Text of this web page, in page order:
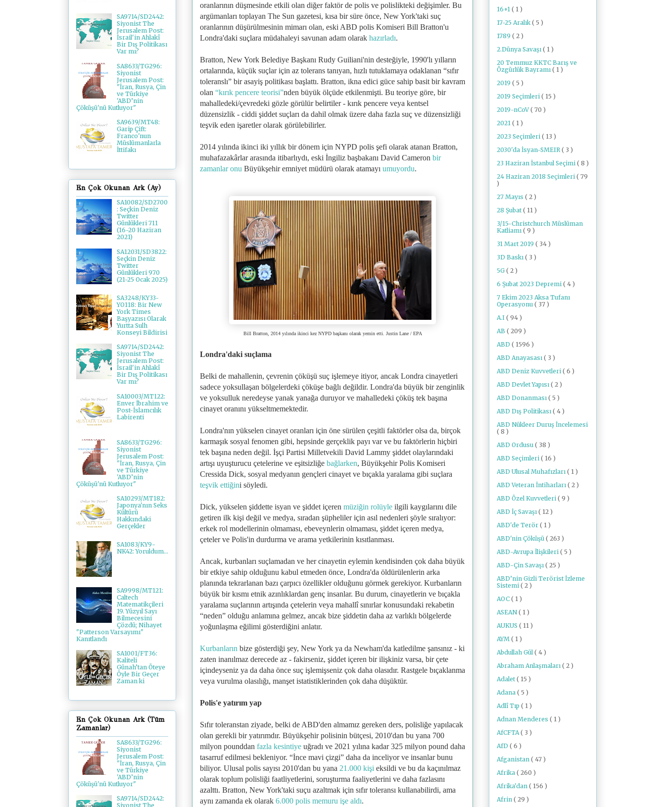
oranlarının düşmesinde etkili olan diğer faktör de polis ve polislikteki değişimler. Bu
argümanları toplayan The Sun gazetesi, kısa bir süre önce, New York'taki suç
oranlarının düşürülmesinin mimarı olan, eski ABD polis Komiseri Bill Bratton'u
Londra'daki suçlara müdahaleyi savunan adam olarak hazırladı.
Bratton, New York Belediye Başkanı Rudy Guiliani'nin desteğiyle, 1990'lı yılların
ortalarında, küçük suçlar için az tolerans tanıyan, hızlı tutuklamaya odaklanan “sıfır
toleranslı” bir asayiş politikası başlattı. Bratton, ikna edici güce sahip basit bir kavram
olan “kırık pencere teorisi”nden büyük ölçüde etkilenmişti. Bu teoriye göre, bir
mahalledeki/çevredeki gözle görülür belirtiler - kırık pencere veya kentsel
düzensizlik - ciddi şiddet suçları da dahil olmak üzere daha fazla suç ve düzensizliği
teşvik eden işaretler olarak görülebilirler.
2014 yılında ikinci iki yıllık bir dönem için NYPD polis şefi olarak atanan Bratton,
muhafazakârlar arasında itibarlıydı, eski İngiliz başbakanı David Cameron bir
zamanlar onu Büyükşehir emniyet müdürü olarak atamayı umuyordu.
Bill Bratton, 2014 yılında ikinci kez NYPD başkanı olarak yemin etti. Justin Lane / EPA
Londra'daki suçlama
Belki de mahallenin, çevrenin çöküşü suç işlemeye itiyor, ancak Londra cinayetleri
sadece yoksullaşan bölgelerdeki çöküşe bağlı değildir. Londra'da büyük bir zenginlik
ve yoksulluk neredeyse yanak yanağa duruyor ve mahalledeki çöküş tek başına
cinayet oranını yükseltmemektedir.
Londra'nın yükselen cinayet oranları için öne sürülen çeşitli faktörler olsa da, birçok
karmaşık sosyal fenomen gibi, hepsinde gerçeklik payı var ve bu faktörlerin hiçbiri
tek başına neden değil. İşçi Partisi Milletvekili David Lammy şiddet olaylarındaki
artışı uyuşturucu çetelerine ve eşitsizliğe bağlarken, Büyükşehir Polis Komiseri
Cressida Dick, sosyal medyanın gençleri cinayet ve bıçakla yaralama gibi suçlara
teşvik ettiğini söyledi.
Dick, yükselen şiddette isyan ve şiddet içeren müziğin rolüyle ilgili kaygılarını dile
getiren ilk kişi değil ve medya, sıradan şüpheliler için asıl nedenleri şöyle sıralıyor:
erkek rol modellerinin olmaması, ebeveynlerin olmaması, şiddet içeren medya,
çeteler ve Polis'in durdurma ve arama yetkilerinin kısıtlanması.
Ancak, kurbanları suçlamadan ve her cinayetin eylemin kendisinden çok daha büyük
bir etkiye sahip olduğunu kabul etmeden önce, Londra'da öldürülenlerin arka
planında tekrarlanan bazı çarpıcı özellikler olduğunu görmek gerekiyor. Kurbanların
büyük bir kısmı etnik azınlıklardan genç insanlar. Bu durum, cinayetlerin ve bıçakla
yaralama suçlarının artışında çetelerin veya mahallî sınırlar konusundaki rekabetin
“neden” olduğu anlamına gelmez, ancak bize şiddetin daha az varlıklı bölgelerde
yoğunlaşma eğilimi gösterdiğini anlatır.
Kurbanların bize gösterdiği şey, New York ya da Newham'da katledilme şansınız - ki
zaten inanılmaz derecede az - fakirseniz, şiddet içeren bir ilişkiniz varsa, bir çete
içindeyseniz ya da daha önce suç işlemişseniz çok daha olasıdır. Rastgele bıçaklanma
veya vurulma olasılığı, manşet istatistiklerinden çok daha düşüktür.
Polis'e yatırım yap
Sıfır toleranstan ziyade, belki de ABD'den almamız gereken ders, polisliğe yapılacak
olan gerekli bir yatırımdır. Büyükşehir polisinin bütçesi, 2010'dan bu yana 700
milyon pounddan fazla kesintiye uğradı ve 2021 yılına kadar 325 milyon pound daha
tasarruf edilmesi bekleniyor. “İnce mavi çizgi” daha da inceliyor ve insanlar bunu
biliyor. Ulusal polis sayısı 2010'dan bu yana 21.000 kişi eksildi ve bu da kaçınılmaz
olarak toplum polisliği faatliyetlerini, soruşturma faaliyetlerini ve daha fazlasını
azalttı. Bratton, New York'taki suçu azaltmak için sıfır toleransı kullanabilirdi, ama
aynı zamanda ek olarak 6.000 polis memuru işe aldı.
SA9714/SD2442:
Siyonist The
Jerusalem Post:
İsrail'in Ahlakî
Bir Dış Politikası
Var mı?
SA8633/TG296:
Siyonist
Jerusalem Post:
"İran, Rusya, Çin
ve Türkiye
'ABD’nin
Çöküşü'nü Kutluyor"
SA9639/MT48:
Garip Çift:
Franco'nun
Müslümanlarla
İttifakı
En Çok Okunan Ark (Ay)
SA10082/SD2700
: Seçkin Deniz
Twitter
Günlükleri 711
(16-20 Haziran
2021)
SA12031/SD3822:
Seçkin Deniz
Twitter
Günlükleri 970
(21-25 Ocak 2025)
SA3248/KY33-
YO118: Bir New
York Times
Başyazısı Olarak
Yurtta Sulh
Konseyi Bildirisi
SA9714/SD2442:
Siyonist The
Jerusalem Post:
İsrail'in Ahlakî
Bir Dış Politikası
Var mı?
SA10003/MT122:
Enver İbrahim ve
Post-İslamcılık
Labirenti
SA8633/TG296:
Siyonist
Jerusalem Post:
"İran, Rusya, Çin
ve Türkiye
'ABD’nin
Çöküşü'nü Kutluyor"
SA10293/MT182:
Japonya'nın Seks
Kültürü
Hakkındaki
Gerçekler
SA1083/KY9-
NK42: Yoruldum...
SA9998/MT121:
Caltech
Matematikçileri
19. Yüzyıl Sayı
Bilmecesini
Çözdü; Nihayet
"Patterson Varsayımı"
Kanıtlandı
SA1001/FT36:
Kaliteli
Günah’tan Öteye
Öyle Bir Geçer
Zaman ki
En Çok Okunan Ark (Tüm
Zamanlar)
SA8633/TG296:
Siyonist
Jerusalem Post:
"İran, Rusya, Çin
ve Türkiye
'ABD’nin
Çöküşü'nü Kutluyor"
SA9714/SD2442:
Siyonist The
16+1 ( 1 )
17-25 Aralık ( 5 )
1789 ( 2 )
2.Dünya Savaşı ( 1 )
20 Temmuz KKTC Barış ve
Özgürlük Bayramı ( 1 )
2019 ( 5 )
2019 Seçimleri ( 15 )
2019-nCoV( 70 )
2021 ( 1 )
2023 Seçimleri ( 13 )
2030'da İsyan-SMEIR ( 3 )
23 Haziran İstanbul Seçimi ( 8 )
24 Haziran 2018 Seçimleri ( 79
)
27 Mayıs ( 2 )
28 Şubat ( 11 )
3/15-Christchurch Müslüman
Katliamı ( 9 )
31 Mart 2019 ( 34 )
3D Baskı ( 3 )
5G ( 2 )
6 Şubat 2023 Depremi ( 4 )
7 Ekim 2023 Aksa Tufanı
Operasyonu ( 37 )
A.I ( 94 )
AB ( 209 )
ABD ( 1596 )
ABD Anayasası ( 3 )
ABD Deniz Kuvvetleri ( 6 )
ABD Devlet Yapısı ( 2 )
ABD Donanması ( 5 )
ABD Dış Politikası ( 4 )
ABD Nükleer Duruş İncelemesi
( 8 )
ABD Ordusu ( 38 )
ABD Seçimleri ( 16 )
ABD Ulusal Muhafızları ( 1 )
ABD Veteran İntiharları ( 2 )
ABD Özel Kuvvetleri ( 9 )
ABD İç Savaşı ( 12 )
ABD'de Terör ( 1 )
ABD'nin Çöküşü ( 263 )
ABD-Avrupa İlişkileri ( 5 )
ABD-Çin Savaşı ( 25 )
ABD’nin Gizli Terörist İzleme
Sistemi ( 2 )
AOC ( 1 )
ASEAN ( 1 )
AUKUS ( 11 )
AYM ( 1 )
Abdullah Gül ( 4 )
Abraham Anlaşmaları ( 2 )
Adalet ( 15 )
Adana ( 5 )
Adlî Tıp ( 1 )
Adnan Menderes ( 1 )
AfCFTA ( 3 )
AfD ( 6 )
Afganistan ( 47 )
Afrika ( 260 )
Afrika'dan ( 156 )
Afrin ( 29 )